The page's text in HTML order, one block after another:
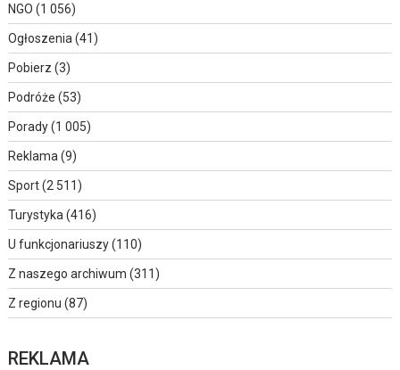
NGO (1 056)
Ogłoszenia (41)
Pobierz (3)
Podróże (53)
Porady(1 005)
Reklama (9)
Sport(2 511)
Turystyka (416)
U funkcjonariuszy(110)
Z naszego archiwum (311)
Z regionu (87)
REKLAMA